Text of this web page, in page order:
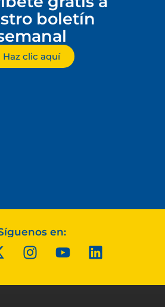
boletín
Haz clic aquí
en: